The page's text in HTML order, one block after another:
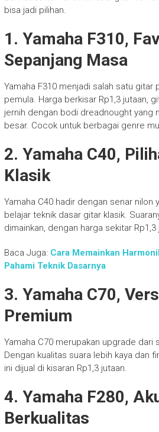
bisa jadi pilihan.
1. Yamaha F310,
Sepanjang Masa
Yamaha F310 menjadi salah satu gitar
pemula. Harga berkisar Rp1,3 jutaan,
jernih dengan bodi dreadnought yang
besar. Cocok untuk berbagai genre
2. Yamaha C40,
Klasik
Yamaha C40 hadir dengan senar
belajar teknik dasar gitar klasik.
dimainkan, dengan harga sekitar Rp1,3
Baca Juga: Cara Memainkan
Pahami Teknik Dasarnya
3. Yamaha C70,
Premium
Yamaha C70 merupakan upgrade dari
Dengan kualitas suara lebih kaya dan
ini dijual di kisaran Rp1,3 jutaan.
4. Yamaha F280,
Berkualitas